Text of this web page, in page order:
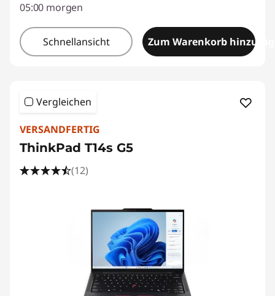
05:00 morgen
Schnellansicht Zum Warenkorb
Vergleichen
VERSANDFERTIG
ThinkPad T14s G5
(12)